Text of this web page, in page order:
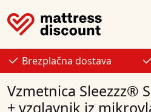
Brezplačna dostava
Vzmetnica Sleezzz®
+ vzglavnik iz